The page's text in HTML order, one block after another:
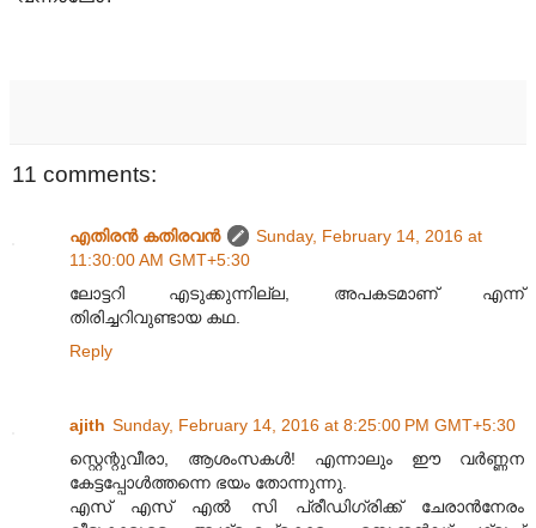
11 comments:
എതിരന്‍ കതിരവന്‍
Sunday, February 14, 2016 at
11:30:00 AM GMT+5:30
ലോട്ടറി എടുക്കുന്നില്ല, അപകടമാണ് എന്ന്
തിരിച്ചറിവുണ്ടായ കഥ.
Reply
ajith Sunday, February 14, 2016 at 8:25:00 PM GMT+5:30
സ്റ്റെന്റുവീരാ, ആശംസകൾ! എന്നാലും ഈ വർണ്ണന
കേട്ടപ്പോൾത്തന്നെ ഭയം തോന്നുന്നു.
എസ് എസ് എൽ സി പ്രീഡിഗ്രിക്ക് ചേരാൻനേരം